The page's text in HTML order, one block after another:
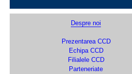
Despre noi
Prezentarea CCD
Echipa CCD
Filialele CCD
Parteneriate